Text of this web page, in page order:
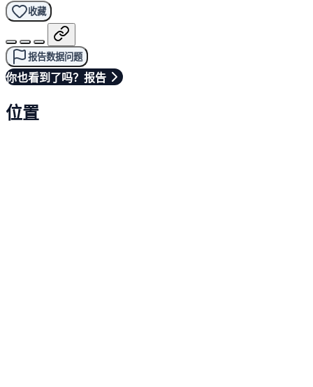
收藏
报告数据问题
你也看到了吗？报告
位置